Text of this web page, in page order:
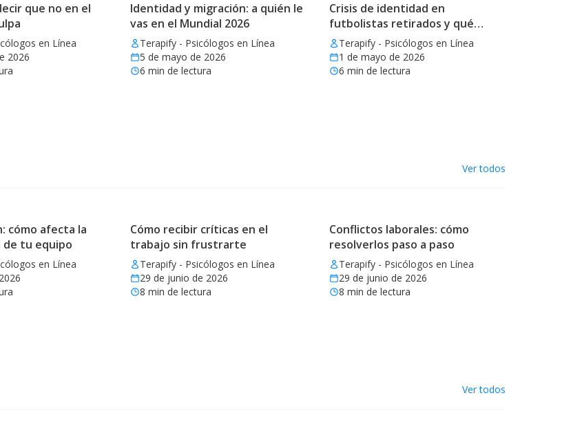
que no en el
en Línea
2026
Identidad y migración: a quién le
vas en el Mundial 2026
Terapify - Psicólogos en Línea
5 de mayo de 2026
6 min de lectura
Crisis de identidad en
futbolistas retirados y qué
aprender
Terapify - Psicólogos en Línea
1 de mayo de 2026
6 min de lectura
Ver todos
cómo afecta la
de tu equipo
en Línea
Cómo recibir críticas en el
trabajo sin frustrarte
Terapify - Psicólogos en Línea
29 de junio de 2026
8 min de lectura
Conflictos laborales: cómo
resolverlos paso a paso
Terapify - Psicólogos en Línea
29 de junio de 2026
8 min de lectura
Ver todos